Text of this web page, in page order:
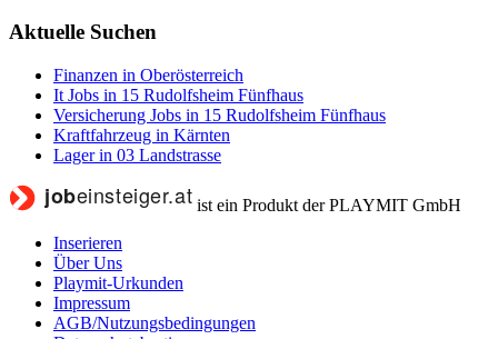
Aktuelle Suchen
Finanzen in Oberösterreich
It Jobs in 15 Rudolfsheim Fünfhaus
Versicherung Jobs in 15 Rudolfsheim Fünfhaus
Kraftfahrzeug in Kärnten
Lager in 03 Landstrasse
ist ein Produkt der PLAYMIT GmbH
Inserieren
Über Uns
Playmit-Urkunden
Impressum
AGB/Nutzungsbedingungen